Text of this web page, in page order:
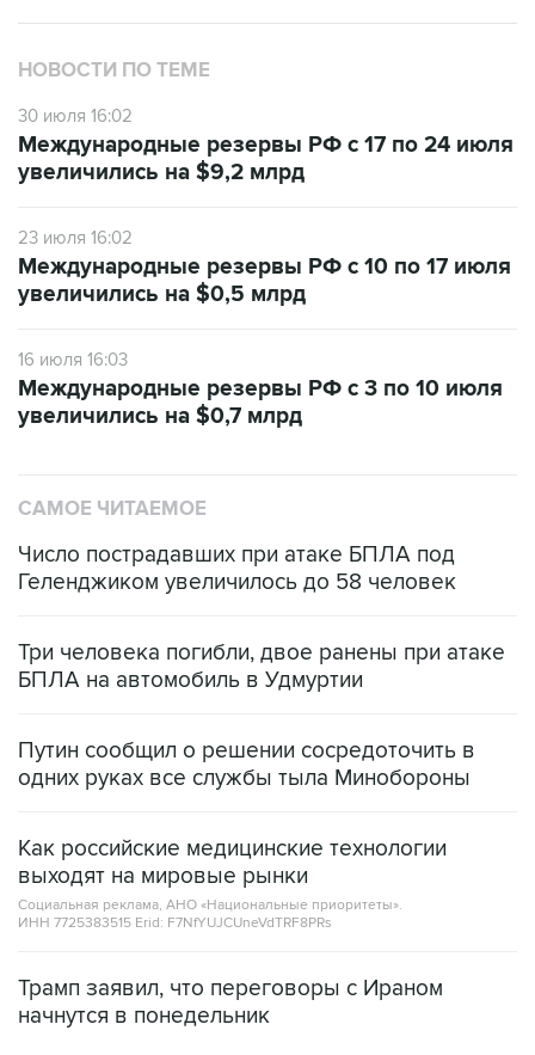
НОВОСТИ ПО ТЕМЕ
30 июля 16:02
Международные резервы РФ с 17 по 24 июля
увеличились на $9,2 млрд
23 июля 16:02
Международные резервы РФ с 10 по 17 июля
увеличились на $0,5 млрд
16 июля 16:03
Международные резервы РФ с 3 по 10 июля
увеличились на $0,7 млрд
САМОЕ ЧИТАЕМОЕ
Число пострадавших при атаке БПЛА под
Геленджиком увеличилось до 58 человек
Три человека погибли, двое ранены при атаке
БПЛА на автомобиль в Удмуртии
Путин сообщил о решении сосредоточить в
одних руках все службы тыла Минобороны
Как российские медицинские технологии
выходят на мировые рынки
Социальная реклама, АНО «Национальные приоритеты».
ИНН 7725383515 Erid: F7NfYUJCUneVdTRF8PRs
Трамп заявил, что переговоры с Ираном
начнутся в понедельник